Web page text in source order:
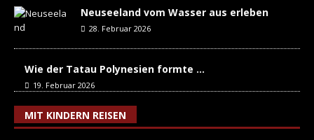
Neuseeland vom Wasser aus erleben
28. Februar 2026
Wie der Tatau Polynesien formte …
19. Februar 2026
MIT KINDERN REISEN